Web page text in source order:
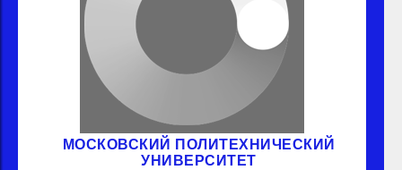
МОСКОВСКИЙ ПОЛИТЕХНИЧЕСКИЙ
УНИВЕРСИТЕТ